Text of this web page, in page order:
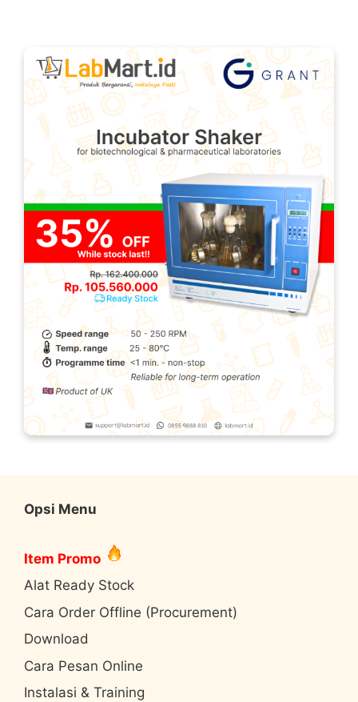
Opsi Menu
Item Promo
Alat Ready Stock
Cara Order Offline (Procurement)
Download
Cara Pesan Online
Instalasi & Training